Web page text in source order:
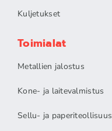
Kuljetukset
Toimialat
Metallien jalostus
Kone- ja laitevalmistus
Sellu- ja paperiteollisuus